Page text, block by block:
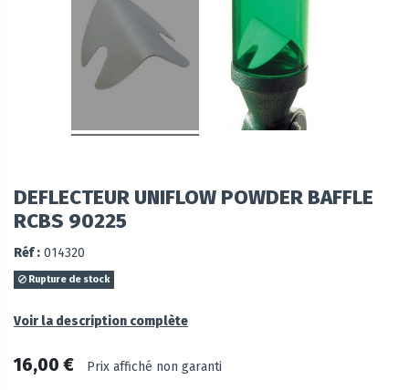
DEFLECTEUR UNIFLOW POWDER BAFFLE
RCBS 90225
Réf : 014320
Rupture de stock
Voir la description complète
16,00 € Prix affiché non garanti